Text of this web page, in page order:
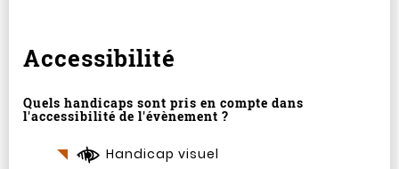
Accessibilité
Quels handicaps sont pris en compte dans
l'accessibilité de l'évènement ?
Handicap visuel